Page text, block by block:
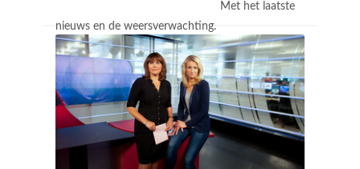
Met het laatste
nieuws en de weersverwachting.